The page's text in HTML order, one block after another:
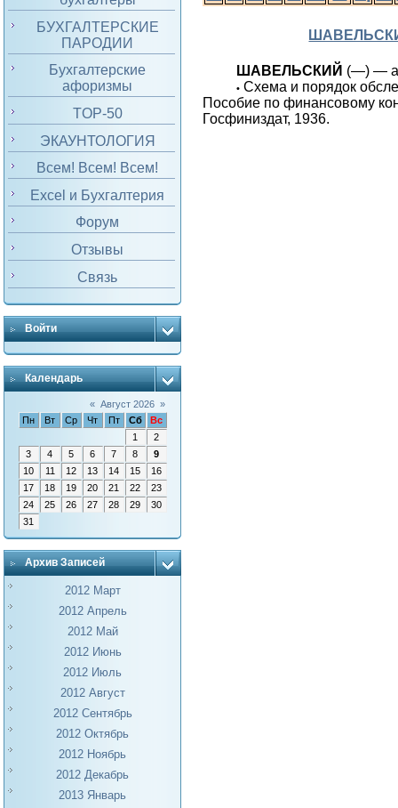
БУХГАЛТЕРСКИЕ
ПАРОДИИ
Бухгалтерские
афоризмы
TOP-50
ЭКАУНТОЛОГИЯ
Всем! Всем! Всем!
Excel и Бухгалтерия
Форум
Отзывы
Связь
Войти
Календарь
« Август 2026 »
Пн
Вт Ср Чт Пт Сб
Вс
1
2
3
4 5 6 7 8
9
10
11 12 13 14 15
16
17
18 19 20 21 22
23
24
25 26 27 28 29
30
31
Архив Записей
2012 Март
2012 Апрель
2012 Май
2012 Июнь
2012 Июль
2012 Август
2012 Сентябрь
2012 Октябрь
2012 Ноябрь
2012 Декабрь
2013 Январь
ШАВЕЛЬСКИЙ (—) —
• Схема и порядок
Пособие по финансовому
Госфиниздат, 1936.